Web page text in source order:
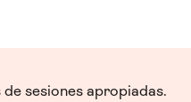
sesiones apropiadas.